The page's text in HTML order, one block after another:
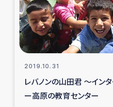
復興
民際
2019.10.31
レバノンの山田君 ～イン
ー高原の教育センター